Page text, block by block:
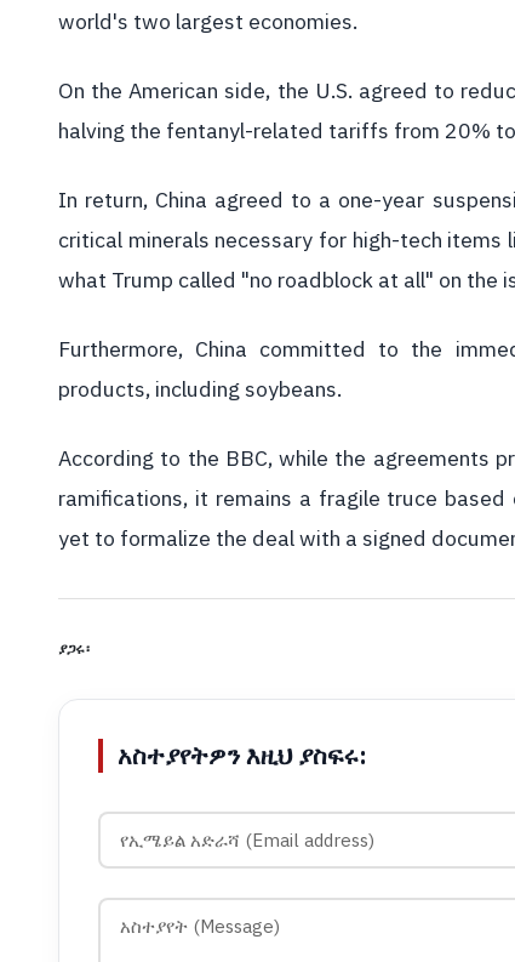
world's two largest economies.
On the American side, the U.S. agreed to
halving the fentanyl-related tariffs from 20%
In return, China agreed to a one-year
critical minerals necessary for high-tech
what Trump called "no roadblock at all" on the
Furthermore, China committed to the
products, including soybeans.
According to the BBC, while the agreements
ramifications, it remains a fragile truce
yet to formalize the deal with a signed
ያጋሩ፡
አስተያየትዎን እዚህ ያስፍሩ: